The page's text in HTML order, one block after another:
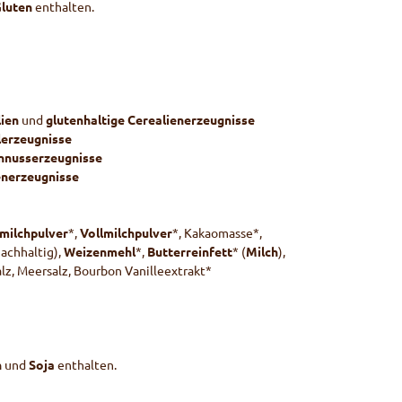
enthalten.
undglutenhaltige Cerealienerzeugnisse
*,Vollmilchpulver*, Kakaomasse*,
Weizenmehl*, Butterreinfett* (Milch),
Meersalz, Bourbon Vanilleextrakt*
undSoja enthalten.